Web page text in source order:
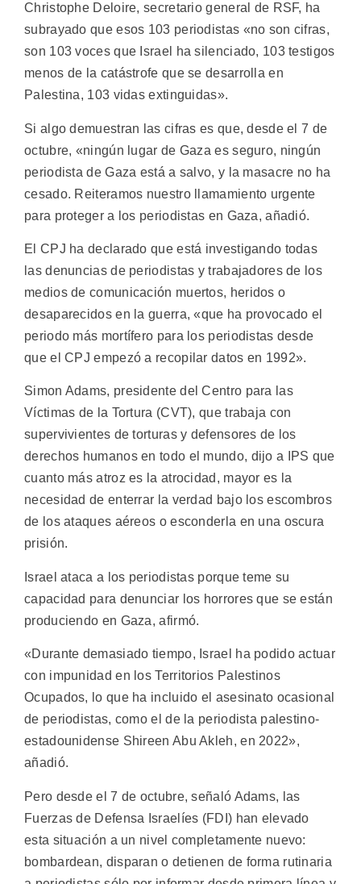
Christophe Deloire, secretario general de RSF, ha
subrayado que esos 103 periodistas «no son cifras,
son 103 voces que Israel ha silenciado, 103 testigos
menos de la catástrofe que se desarrolla en
Palestina, 103 vidas extinguidas».
Si algo demuestran las cifras es que, desde el 7 de
octubre, «ningún lugar de Gaza es seguro, ningún
periodista de Gaza está a salvo, y la masacre no ha
cesado. Reiteramos nuestro llamamiento urgente
para proteger a los periodistas en Gaza, añadió.
El CPJ ha declarado que está investigando todas
las denuncias de periodistas y trabajadores de los
medios de comunicación muertos, heridos o
desaparecidos en la guerra, «que ha provocado el
periodo más mortífero para los periodistas desde
que el CPJ empezó a recopilar datos en 1992».
Simon Adams, presidente del Centro para las
Víctimas de la Tortura (CVT), que trabaja con
supervivientes de torturas y defensores de los
derechos humanos en todo el mundo, dijo a IPS que
cuanto más atroz es la atrocidad, mayor es la
necesidad de enterrar la verdad bajo los escombros
de los ataques aéreos o esconderla en una oscura
prisión.
Israel ataca a los periodistas porque teme su
capacidad para denunciar los horrores que se están
produciendo en Gaza, afirmó.
«Durante demasiado tiempo, Israel ha podido actuar
con impunidad en los Territorios Palestinos
Ocupados, lo que ha incluido el asesinato ocasional
de periodistas, como el de la periodista palestino-
estadounidense Shireen Abu Akleh, en 2022»,
añadió.
Pero desde el 7 de octubre, señaló Adams, las
Fuerzas de Defensa Israelíes (FDI) han elevado
esta situación a un nivel completamente nuevo:
bombardean, disparan o detienen de forma rutinaria